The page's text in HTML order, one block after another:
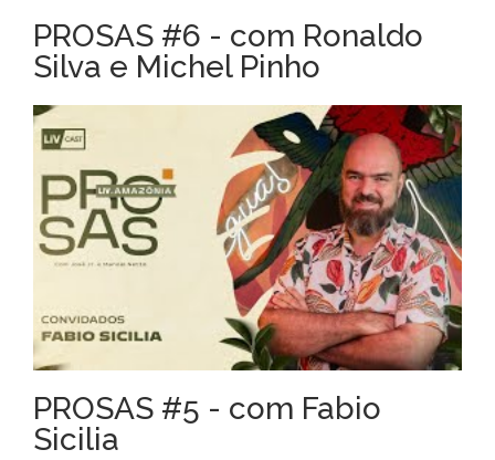
PROSAS #6 - com Ronaldo
Silva e Michel Pinho
PROSAS #5 - com Fabio
Sicilia